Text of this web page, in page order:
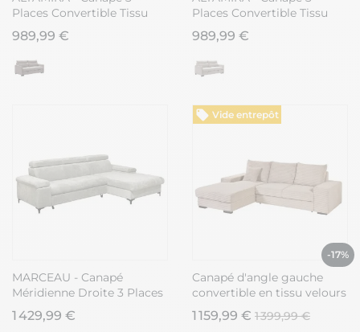
Places Convertible Tissu
Gris Perle
989,99 €
Places Convertible Tissu
Gris Foncé
989,99 €
MARCEAU - Canapé
Méridienne Droite 3 Places
Convertible Tissu Beige
1 429,99 €
Vide entrepôt
-17%
Canapé d'angle gauche
convertible en tissu velours
côtelé taupe avec 2
coussins - ELKO
1 159,99 € 1 399,99 €